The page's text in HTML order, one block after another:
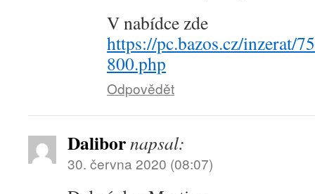
V nabídce zde
https://pc.bazos.cz/inzerat/
800.php
Odpovědět
Dalibornapsal:
30. června 2020 (08:07)